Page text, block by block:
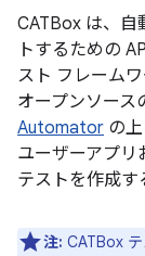
CATBox は、自
トするための
スト フレーム
オープンソース
Automator の
ユーザーアプリ
テストを作成す
注: CATBox